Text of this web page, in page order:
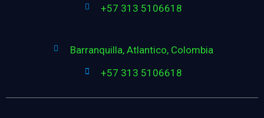
+57 313 5106618
Barranquilla, Atlantico, Colombia
+57 313 5106618